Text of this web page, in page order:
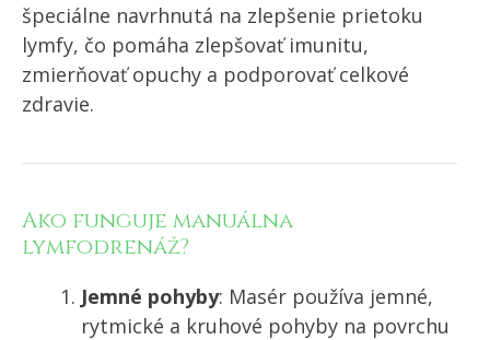
špeciálne navrhnutá na zlepšenie prietoku
lymfy, čo pomáha zlepšovať imunitu,
zmierňovať opuchy a podporovať celkové
zdravie.
Ako funguje manuálna
lymfodrenáž?
Jemné pohyby: Masér používa jemné,
rytmické a kruhové pohyby na povrchu